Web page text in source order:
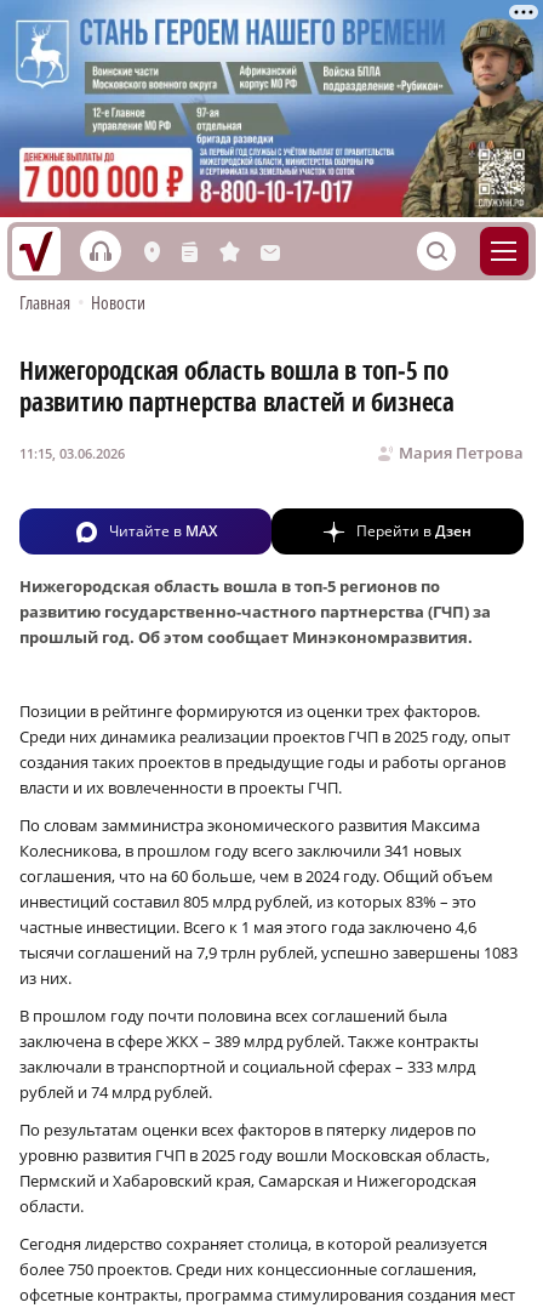
h L n s M S
Главная • Новости
Нижегородская область вошла в топ‑5 по
развитию партнерства властей и бизнеса
Мария Петрова
11:15, 03.06.2026
Читайте в MAX Перейти вДзен
Нижегородская область вошла в топ‑5 регионов по
развитию государственно-частного партнерства (ГЧП) за
прошлый год. Об этом сообщает Минэкономразвития.
Позиции в рейтинге формируются из оценки трех факторов.
Среди них динамика реализации проектов ГЧП в 2025 году, опыт
создания таких проектов в предыдущие годы и работы органов
власти и их вовлеченности в проекты ГЧП.
По словам замминистра экономического развития Максима
Колесникова, в прошлом году всего заключили 341 новых
соглашения, что на 60 больше, чем в 2024 году. Общий объем
инвестиций составил 805 млрд рублей, из которых 83% – это
частные инвестиции. Всего к 1 мая этого года заключено 4,6
тысячи соглашений на 7,9 трлн рублей, успешно завершены 1083
из них.
В прошлом году почти половина всех соглашений была
заключена в сфере ЖКХ – 389 млрд рублей. Также контракты
заключали в транспортной и социальной сферах – 333 млрд
рублей и 74 млрд рублей.
По результатам оценки всех факторов в пятерку лидеров по
уровню развития ГЧП в 2025 году вошли Московская область,
Пермский и Хабаровский края, Самарская и Нижегородская
области.
Сегодня лидерство сохраняет столица, в которой реализуется
более 750 проектов. Среди них концессионные соглашения,
офсетные контракты, программа стимулирования создания мест